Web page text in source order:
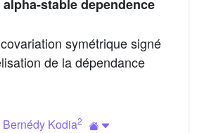
stable dependence
symétrique signé
de la dépendance
Bernédy Kodia2